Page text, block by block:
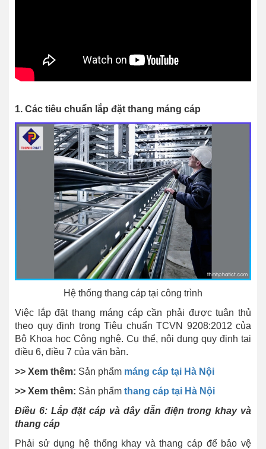
1. Các tiêu chuẩn lắp đặt thang máng cáp
Hệ thống thang cáp tại công trình
Việc lắp đặt thang máng cáp cần phải được tuân thủ
theo quy định trong Tiêu chuẩn TCVN 9208:2012 của
Bộ Khoa học Công nghệ. Cụ thể, nội dung quy định tại
điều 6, điều 7 của văn bản.
>> Xem thêm: Sản phẩm máng cáp tại Hà Nội
>> Xem thêm: Sản phẩm thang cáp tại Hà Nội
Điều 6: Lắp đặt cáp và dây dẫn điện trong khay và
thang cáp
Phải sử dụng hệ thống khay và thang cáp để bảo vệ